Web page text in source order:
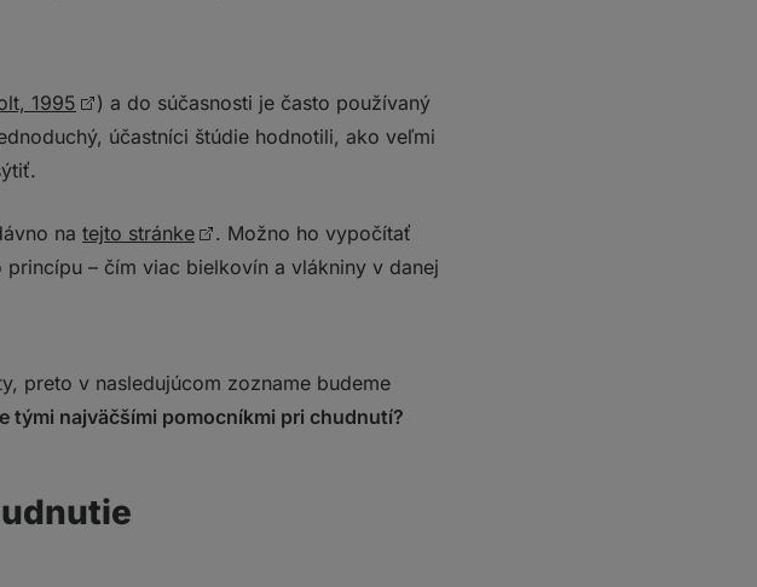
1995
) a do súčasnosti je často používaný
účastníci štúdie hodnotili, ako veľmi
na tejto stránke
. Možno ho vypočítať
– čím viac bielkovín a vlákniny v danej
preto v nasledujúcom zozname budeme
tými najväčšími pomocníkmi pri chudnutí?